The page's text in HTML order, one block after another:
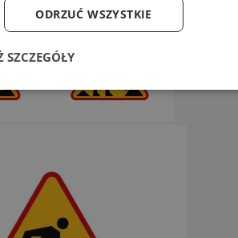
ODRZUĆ WSZYSTKIE
SZCZEGÓŁY
Wydajność Targetowanie